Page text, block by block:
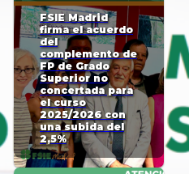
FSIE Madrid
firma el acuerdo
del
complemento de
FP de Grado
Superior no
concertada para
el curso
2025/2026 con
una subida del
2,5%